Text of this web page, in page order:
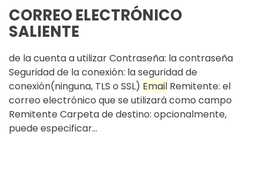
CORREO ELECTRÓNICO
SALIENTE
de la cuenta a utilizar Contraseña: la contraseña
Seguridad de la conexión: la seguridad de
conexión(ninguna, TLS o SSL) Email Remitente: el
correo electrónico que se utilizará como campo
Remitente Carpeta de destino: opcionalmente,
puede especificar...